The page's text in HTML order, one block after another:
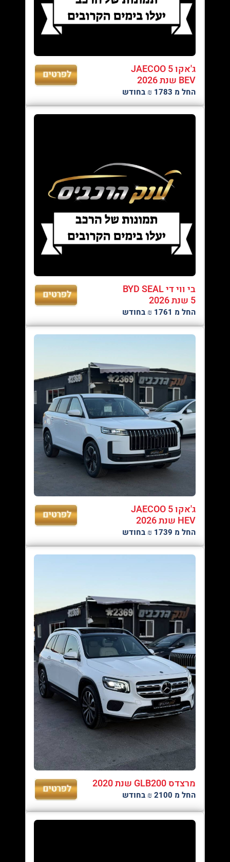
ג'אקו JAECOO 5
BEV שנת 2026
החל מ 1783 ₪ בחודש
בי ווי די BYD SEAL
5 שנת 2026
החל מ 1761 ₪ בחודש
ג'אקו JAECOO 5
HEV שנת 2026
החל מ 1739 ₪ בחודש
מרצדס GLB200 שנת 2020
החל מ 2100 ₪ בחודש